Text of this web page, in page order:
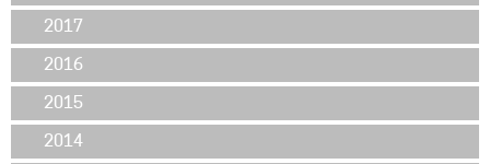
2017
2016
2015
2014